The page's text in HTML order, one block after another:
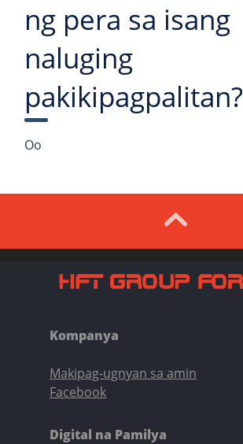
ng pera sa isang
naluging
pakikipagpalitan?
Oo
Kompanya
Makipag-ugnyan sa amin
Facebook
Digital na Pamilya